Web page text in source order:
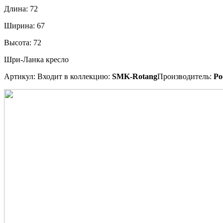
Длина: 72
Ширина: 67
Высота: 72
Шри-Ланка кресло
Артикул: Входит в коллекцию: SMK-RotangПроизводитель: